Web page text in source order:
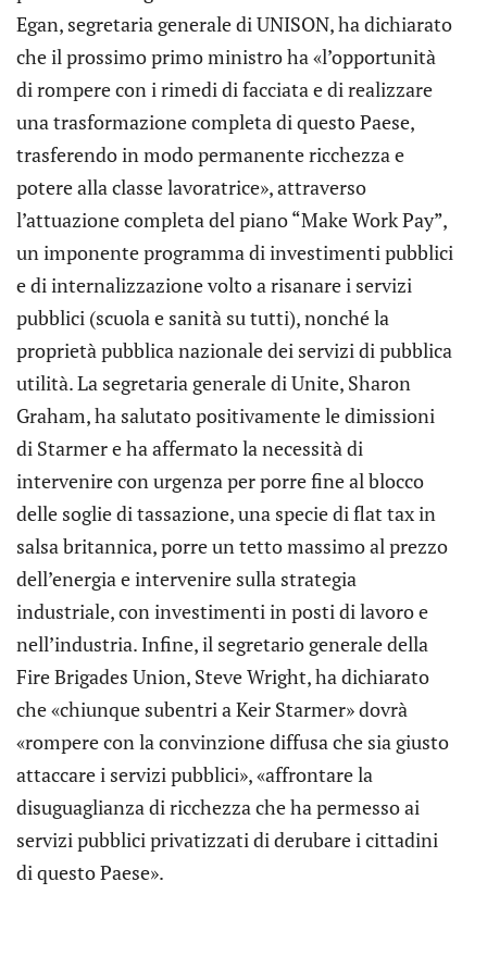
Egan, segretaria generale di UNISON, ha dichiarato
che il prossimo primo ministro ha «l’opportunità
di rompere con i rimedi di facciata e di realizzare
una trasformazione completa di questo Paese,
trasferendo in modo permanente ricchezza e
potere alla classe lavoratrice», attraverso
l’attuazione completa del piano “Make Work Pay”,
un imponente programma di investimenti pubblici
e di internalizzazione volto a risanare i servizi
pubblici (scuola e sanità su tutti), nonché la
proprietà pubblica nazionale dei servizi di pubblica
utilità. La segretaria generale di Unite, Sharon
Graham, ha salutato positivamente le dimissioni
di Starmer e ha affermato la necessità di
intervenire con urgenza per porre fine al blocco
delle soglie di tassazione, una specie di flat tax in
salsa britannica, porre un tetto massimo al prezzo
dell’energia e intervenire sulla strategia
industriale, con investimenti in posti di lavoro e
nell’industria. Infine, il segretario generale della
Fire Brigades Union, Steve Wright, ha dichiarato
che «chiunque subentri a Keir Starmer» dovrà
«rompere con la convinzione diffusa che sia giusto
attaccare i servizi pubblici», «affrontare la
disuguaglianza di ricchezza che ha permesso ai
servizi pubblici privatizzati di derubare i cittadini
di questo Paese».